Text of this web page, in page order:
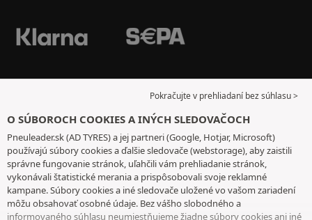
Pokračujte v prehliadaní bez súhlasu >
O SÚBOROCH COOKIES A INÝCH SLEDOVAČOCH
Pneuleader.sk (AD TYRES) a jej partneri (Google, Hotjar, Microsoft)
používajú súbory cookies a ďalšie sledovače (webstorage), aby zaistili
správne fungovanie stránok, uľahčili vám prehliadanie stránok,
vykonávali štatistické merania a prispôsobovali svoje reklamné
kampane. Súbory cookies a iné sledovače uložené vo vašom zariadení
môžu obsahovať osobné údaje. Bez vášho slobodného a
informovaného súhlasu neumiestňujeme žiadne súbory cookies ani iné